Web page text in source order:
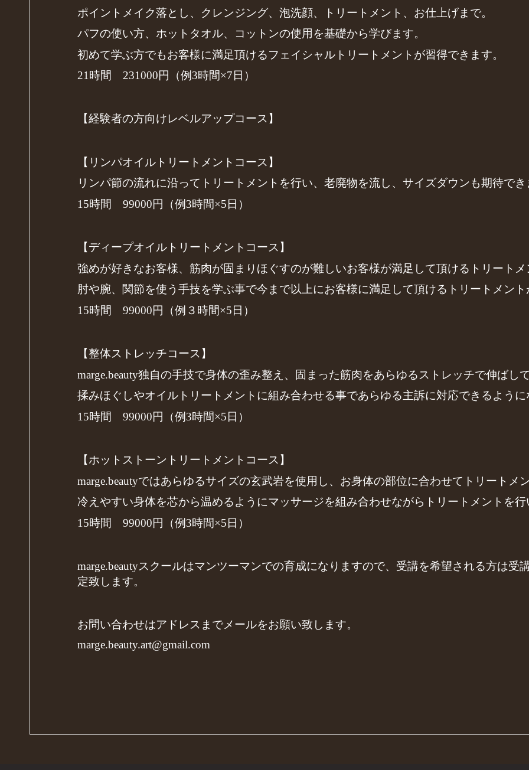
ポイントメイク落とし、クレンジング、泡洗顔、トリートメント、お仕上げまで。
パフの使い方、ホットタオル、コットンの使用を基礎から学びます。
初めて学ぶ方でもお客様に満足頂けるフェイシャルトリートメントが習得できます。
21時間 231000円（例3時間×7日）
【経験者の方向けレベルアップコース】
【リンパオイルトリートメントコース】
リンパ節の流れに沿ってトリートメントを行い、老廃物を流し、サイズダウンも期待でき
15時間 99000円（例3時間×5日）
【ディープオイルトリートメントコース】
強めが好きなお客様、筋肉が固まりほぐすのが難しいお客様が満足して頂けるトリートメ
肘や腕、関節を使う手技を学ぶ事で今まで以上にお客様に満足して頂けるトリートメン
15時間 99000円（例３時間×5日）
【整体ストレッチコース】
marge.beauty独自の手技で身体の歪み整え、固まった筋肉をあらゆるストレッチで伸ばし
揉みほぐしやオイルトリートメントに組み合わせる事であらゆる主訴に対応できるよう
15時間 99000円（例3時間×5日）
【ホットストーントリートメントコース】
marge.beautyではあらゆるサイズの玄武岩を使用し、お身体の部位に合わせてトリートメ
冷えやすい身体を芯から温めるようにマッサージを組み合わせながらトリートメントを
15時間 99000円（例3時間×5日）
marge.beautyスクールはマンツーマンでの育成になりますので、受講を希望される方は受
定致します。
お問い合わせはアドレスまでメールをお願い致します。
marge.beauty.art@gmail.com